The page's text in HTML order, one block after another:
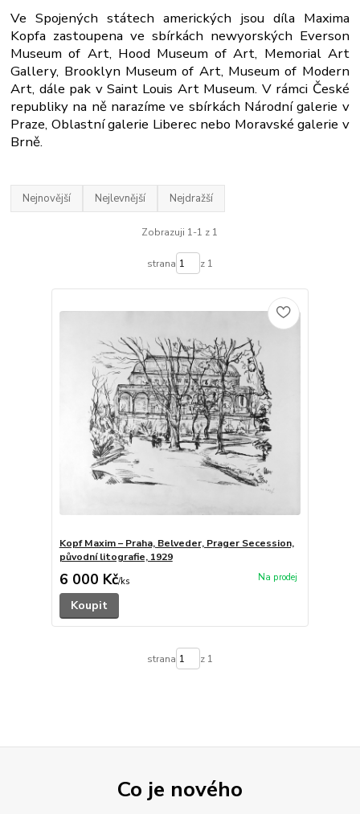
Ve Spojených státech amerických jsou díla Maxima
Kopfa zastoupena ve sbírkách newyorských Everson
Museum of Art, Hood Museum of Art, Memorial Art
Gallery, Brooklyn Museum of Art, Museum of Modern
Art, dále pak v Saint Louis Art Museum. V rámci České
republiky na ně narazíme ve sbírkách Národní galerie v
Praze, Oblastní galerie Liberec nebo Moravské galerie v
Brně.
Nejnovější Nejlevnější Nejdražší
Zobrazuji 1-1 z 1
strana z 1
Kopf Maxim – Praha, Belveder, Prager Secession,
původní litografie, 1929
6 000 Kč/ks
Koupit
strana z 1
Co je nového